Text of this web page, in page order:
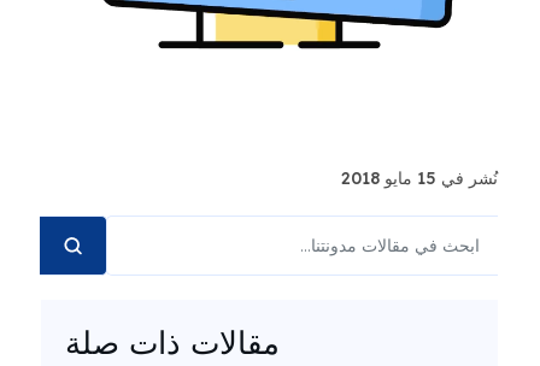
نُشر في 15 مايو 2018
مقالات ذات صلة